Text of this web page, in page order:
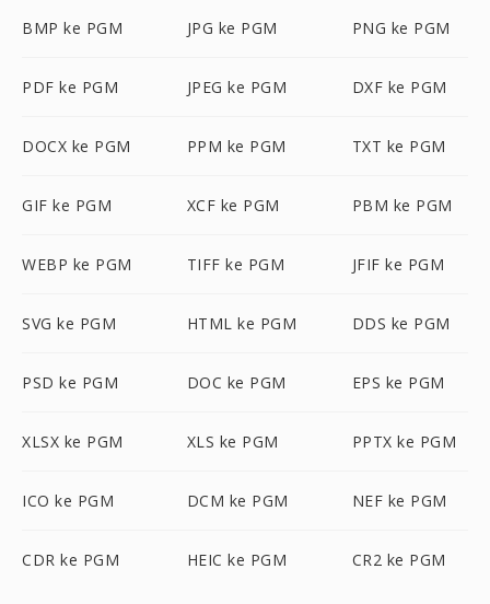
BMP ke PGM JPG ke PGM PNG ke PGM
PDF ke PGM JPEG ke PGM DXF ke PGM
DOCX ke PGM PPM ke PGM TXT ke PGM
GIF ke PGM XCF ke PGM PBM ke PGM
WEBP ke PGM TIFF ke PGM JFIF ke PGM
SVG ke PGM HTML ke PGM DDS ke PGM
PSD ke PGM DOC ke PGM EPS ke PGM
XLSX ke PGM XLS ke PGM PPTX ke PGM
ICO ke PGM DCM ke PGM NEF ke PGM
CDR ke PGM HEIC ke PGM CR2 ke PGM